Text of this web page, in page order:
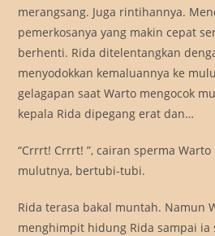
merangsang. Juga rintihannya.
pemerkosanya yang makin cepat
berhenti. Rida ditelentangkan
menyodokkan kemaluannya ke
gelagapan saat Warto mengocok
kepala Rida dipegang erat dan…
“Crrrt! Crrrt! ”, cairan sperma
mulutnya, bertubi-tubi.
Rida terasa bakal muntah. Namun
menghimpit hidung Rida sampai ia